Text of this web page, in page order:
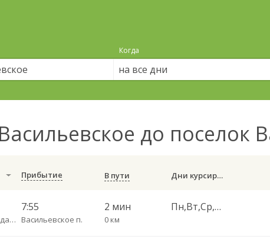
Когда
на все дни
до поселок
Прибытие В пути Дни курсирования
Васильевское п. дачи
7:55
Васильевское п.
2 мин
0 км
Пн,Вт,Ср,Чт,Пт